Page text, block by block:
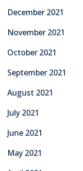
December 2021
November 2021
October 2021
September 2021
August 2021
July 2021
June 2021
May 2021